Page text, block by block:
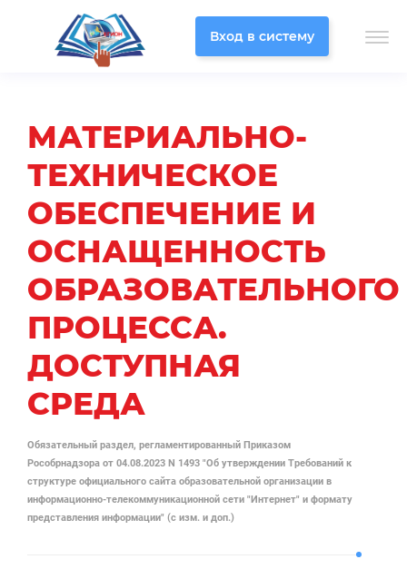
Вход в систему
МАТЕРИАЛЬНО-
ТЕХНИЧЕСКОЕ
ОБЕСПЕЧЕНИЕ И
ОСНАЩЕННОСТЬ
ОБРАЗОВАТЕЛЬНОГО
ПРОЦЕССА.
ДОСТУПНАЯ
СРЕДА
Обязательный раздел, регламентированный Приказом
Рособрнадзора от 04.08.2023 N 1493 "Об утверждении Требований к
структуре официального сайта образовательной организации в
информационно-телекоммуникационной сети "Интернет" и формату
представления информации" (с изм. и доп.)